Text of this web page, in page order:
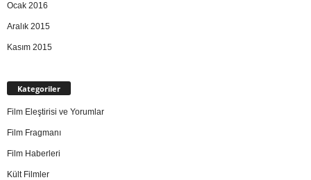
Ocak 2016
Aralık 2015
Kasım 2015
Kategoriler
Film Eleştirisi ve Yorumlar
Film Fragmanı
Film Haberleri
Kült Filmler